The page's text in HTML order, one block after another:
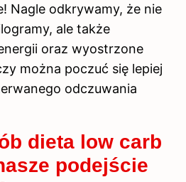
Nagle odkrywamy, że nie
ale także
oraz wyostrzone
można poczuć się lepiej
odczuwania
dieta low carb
podejście